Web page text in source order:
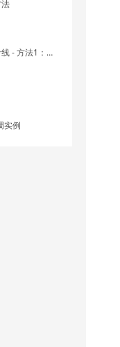
：对齐和分布
实例